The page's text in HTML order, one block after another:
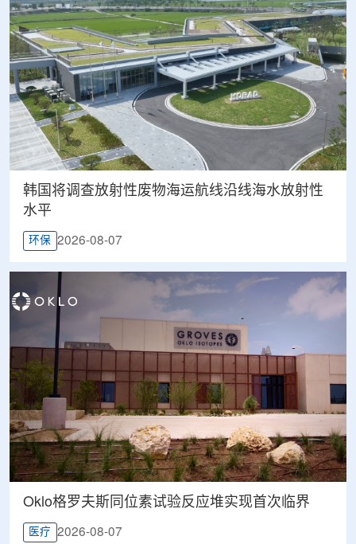
韩国将调查放射性废物海运航线沿线海水放射性
水平
环保 2026-08-07
Oklo格罗夫斯同位素试验反应堆实现首次临界
医疗 2026-08-07